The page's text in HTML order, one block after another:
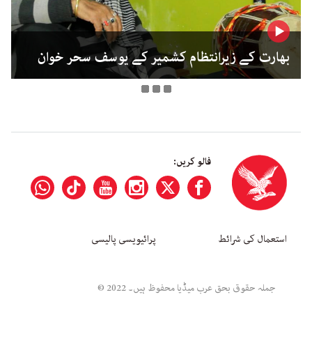
بھارت کے زیرانتظام کشمیر کے یوسف سحر خوان
فالو کریں:
استعمال کی شرائط پرائیویسی پالیسی
جملہ حقوق بحق عرب میڈیا محفوظ ہیں۔ 2022 ©